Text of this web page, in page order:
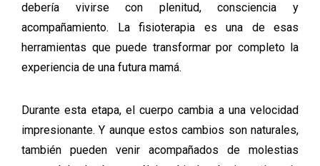
debería vivirse con plenitud, consciencia y
acompañamiento. La fisioterapia es una de esas
herramientas que puede transformar por completo la
experiencia de una futura mamá.
Durante esta etapa, el cuerpo cambia a una velocidad
impresionante. Y aunque estos cambios son naturales,
también pueden venir acompañados de molestias